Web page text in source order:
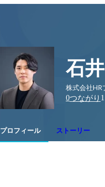
石
株式会社HR
0つながり 1
プロフィール ストーリー